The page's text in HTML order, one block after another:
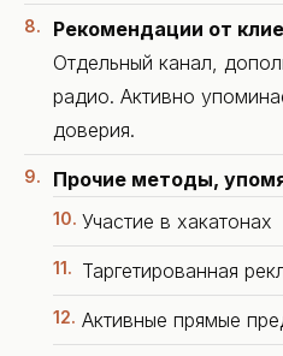
Рекомендации от
Отдельный канал,
радио. Активно
доверия.
Прочие методы,
Участие в хакатонах
Таргетированная
Активные прямые